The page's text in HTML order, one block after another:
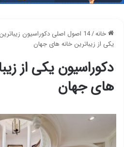
خانه/14 اصول اصلی دکوراسیون زیباترین خانه های جهان
یکی از زیباترین خانه های جهان
دکوراسیون یکی از
های جهان